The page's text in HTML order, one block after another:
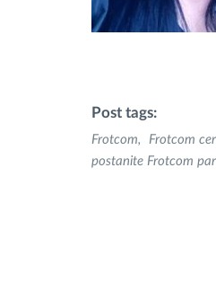
Post tags:
Frotcom Frotcom
postanite Frotcom